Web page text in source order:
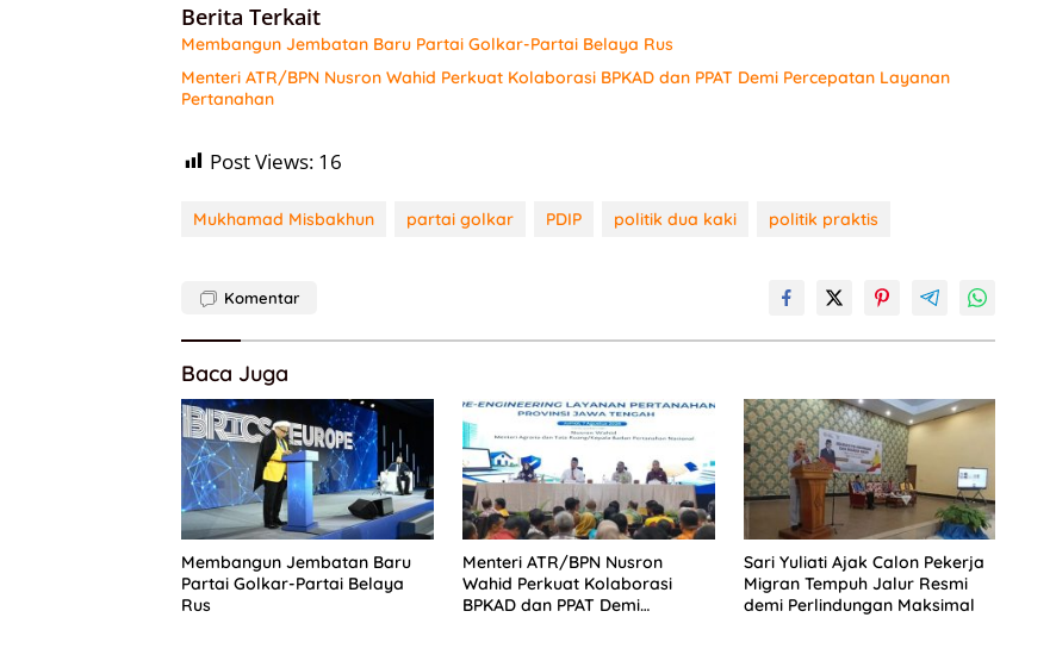
Berita Terkait
Membangun Jembatan Baru Partai Golkar-Partai Belaya Rus
Menteri ATR/BPN Nusron Wahid Perkuat Kolaborasi BPKAD dan PPAT Demi Percepatan Layanan
Pertanahan
Post Views: 16
Mukhamad Misbakhun partai golkar PDIP politik dua kaki politik praktis
Komentar
Baca Juga
Membangun Jembatan Baru
Partai Golkar-Partai Belaya
Rus
Menteri ATR/BPN Nusron
Wahid Perkuat Kolaborasi
BPKAD dan PPAT Demi
Sari Yuliati Ajak Calon Pekerja
Migran Tempuh Jalur Resmi
demi Perlindungan Maksimal